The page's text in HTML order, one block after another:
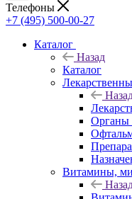
Телефоны
+7 (495) 500-00-27
Каталог
Назад
Каталог
Органы
Витамины,